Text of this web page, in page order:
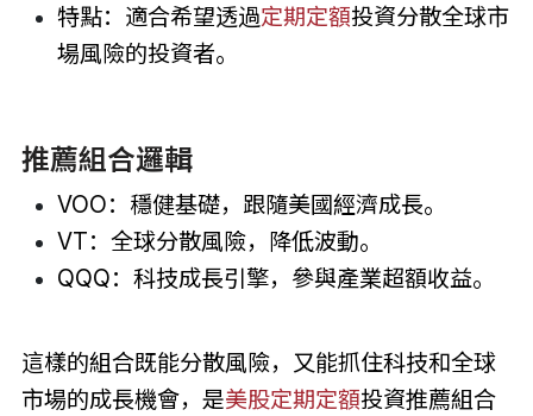
特點：適合希望透過定期定額投資分散全球市
場風險的投資者。
推薦組合邏輯
VOO：穩健基礎，跟隨美國經濟成長。
VT：全球分散風險，降低波動。
QQQ：科技成長引擎，參與產業超額收益。
這樣的組合既能分散風險，又能抓住科技和全球
市場的成長機會，是美股定期定額投資推薦組合